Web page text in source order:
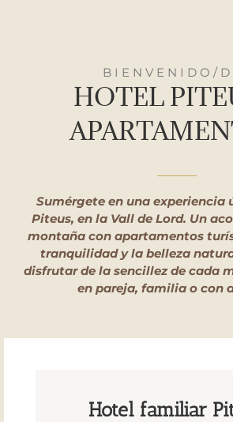
BIENVENIDO/
HOTEL
Sumérgete en una experiencia
Piteus, en la Vall de Lord. Un
montaña con apartamentos
tranquilidad y la belleza
disfrutar de la sencillez de cada
en pareja, familia o con
Hotel familiar